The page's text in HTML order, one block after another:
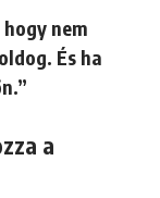
nem
És ha
a